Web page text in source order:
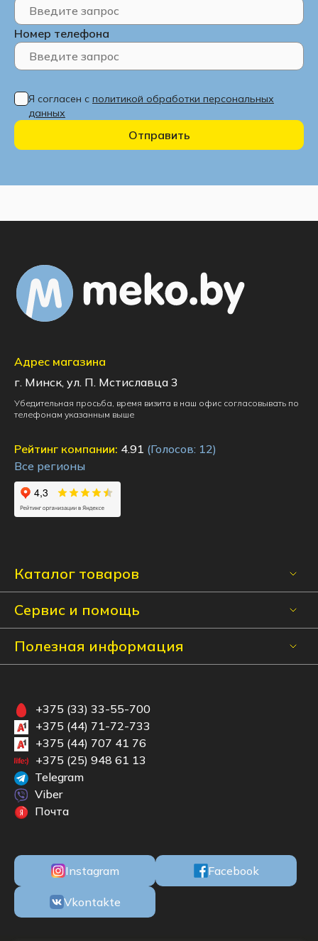
Номер телефона
Я согласен с политикой обработки персональных
данных
Отправить
Каталог товаров
Сервис и помощь
Полезная информация
Адрес магазина
г. Минск, ул. П. Мстиславца 3
Убедительная просьба, время визита в наш офис согласовывать по
телефонам указанным выше
Рейтинг компании: 4.91 (Голосов: 12)
Все регионы
+375 (33) 33-55-700
+375 (44) 71-72-733
+375 (44) 707 41 76
+375 (25) 948 61 13
Telegram
Viber
Почта
Instagram Facebook
Vkontakte